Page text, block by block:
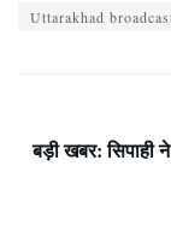
Uttarakhad
बड़ी खबर: सिपाही